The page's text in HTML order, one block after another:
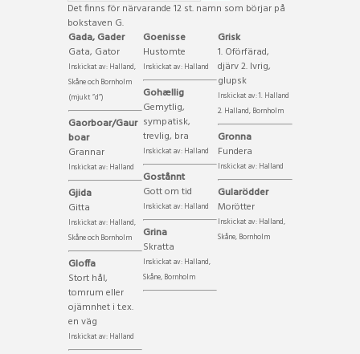
Det finns för närvarande 12 st. namn som börjar på
bokstaven G.
Gada, Gader
Gata, Gator
Inskickat av: Halland,
Skåne och Bornholm
(mjukt ”d”)
Gaorboar/Gaur
boar
Grannar
Inskickat av: Halland
Gjida
Gitta
Inskickat av: Halland,
Skåne och Bornholm
Gloffa
Stort hål,
tomrum eller
ojämnhet i t.ex.
en väg
Inskickat av: Halland
Goenisse
Hustomte
Inskickat av: Halland
Gohællig
Gemytlig,
sympatisk,
trevlig, bra
Inskickat av: Halland
Gostånnt
Gott om tid
Inskickat av: Halland
Grina
Skratta
Inskickat av: Halland,
Skåne, Bornholm
Grisk
1. Oförfärad,
djärv 2. Ivrig,
glupsk
Inskickat av: 1. Halland
2. Halland, Bornholm
Gronna
Fundera
Inskickat av: Halland
Gularödder
Morötter
Inskickat av: Halland,
Skåne, Bornholm